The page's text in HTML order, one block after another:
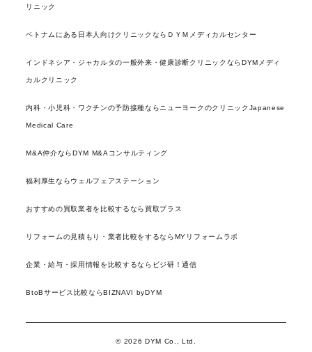
リニック
ベトナムにある日本人向けクリニックならＤＹＭメディカルセンター
インドネシア・ジャカルタの一般外来・健康診断クリニックならDYMメディ
カルクリニック
内科・小児科・ワクチンの予防接種ならニューヨークのクリニックJapanese
Medical Care
M&A仲介ならDYM M&Aコンサルティング
福利厚生ならウェルフェアステーション
おすすめの買取業者を比較するなら買取プラス
リフォームの見積もり・業者比較をするならMYリフォームラボ
企業・給与・採用情報を比較するならビジ研！通信
BtoBサービス比較ならBIZNAVI byDYM
© 2026 DYM Co., Ltd.